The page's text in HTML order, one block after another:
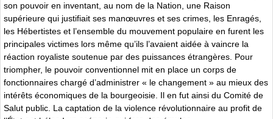
son pouvoir en inventant, au nom de la Nation, une Raison
supérieure qui justifiait ses manœuvres et ses crimes, les Enragés,
les Hébertistes et l’ensemble du mouvement populaire en furent les
principales victimes lors même qu’ils l’avaient aidée à vaincre la
réaction royaliste soutenue par des puissances étrangères. Pour
triompher, le pouvoir conventionnel mit en place un corps de
fonctionnaires chargé d’administrer « le changement » au mieux des
intérêts économiques de la bourgeoisie. Il en fut ainsi du Comité de
Salut public. La captation de la violence révolutionnaire au profit de